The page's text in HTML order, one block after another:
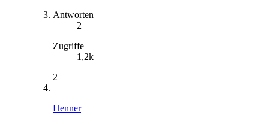
Antworten
2
Zugriffe
1,2k
2
Henner